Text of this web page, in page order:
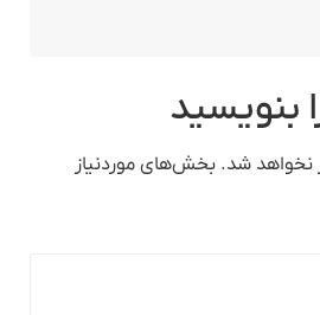
بنویسید
شد. بخش‌های موردنیاز